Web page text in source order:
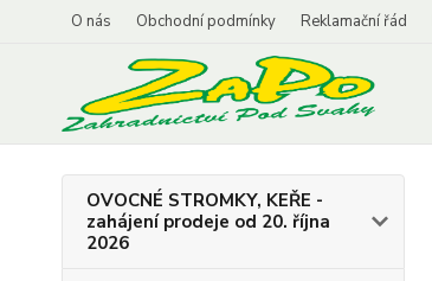
O nás Obchodní podmínky Reklamační řád
OVOCNÉ STROMKY, KEŘE -
zahájení prodeje od 20. října
2026